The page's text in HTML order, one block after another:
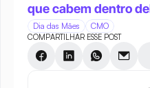
que cabem dentro
Dia das Mães CMO
COMPARTILHAR ESSE POST